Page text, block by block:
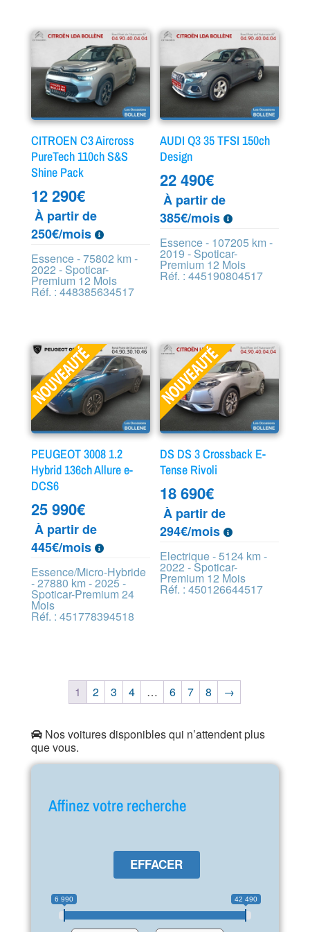
CITROEN C3 Aircross
PureTech 110ch S&S
Shine Pack
12 290€
À partir de
250€/mois
Essence - 75802 km -
2022 - Spoticar-
Premium 12 Mois
Réf. : 448385634517
AUDI Q3 35 TFSI 150ch
Design
22 490€
À partir de
385€/mois
Essence - 107205 km -
2019 - Spoticar-
Premium 12 Mois
Réf. : 445190804517
PEUGEOT 3008 1.2
Hybrid 136ch Allure e-
DCS6
25 990€
À partir de
445€/mois
Essence/Micro-Hybride
- 27880 km - 2025 -
Spoticar-Premium 24
Mois
Réf. : 451778394518
DS DS 3 Crossback E-
Tense Rivoli
18 690€
À partir de
294€/mois
Electrique - 5124 km -
2022 - Spoticar-
Premium 12 Mois
Réf. : 450126644517
1 2 3 4 … 6 7 8 →
Nos voitures disponibles qui n’attendent plus
que vous.
Affinez votre recherche
EFFACER
6 990 42 490